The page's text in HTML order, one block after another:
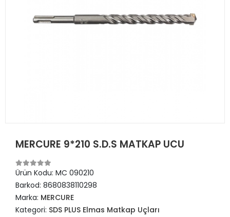
MERCURE 9*210 S.D.S MATKAP UCU
Ürün Kodu: MC 090210
Barkod: 8680838110298
Marka: MERCURE
Kategori: SDS PLUS Elmas Matkap Uçları